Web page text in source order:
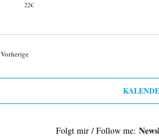
22€
VorherigeVeranstaltungen
Folgt mir / Follow me: